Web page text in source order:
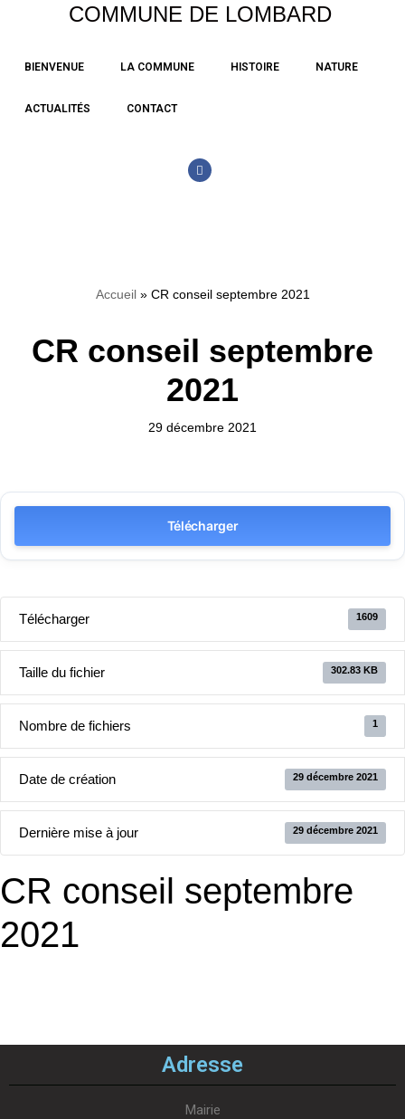
au
COMMUNE DE LOMBARD
BIENVENUE LA COMMUNE HISTOIRE NATURE
ACTUALITÉS CONTACT
Accueil» CR conseil septembre 2021
CR conseil septembre
2021
29 décembre 2021
Télécharger
Télécharger 1609
Taille du fichier 302.83 KB
Nombre de fichiers 1
Date de création 29 décembre 2021
Dernière mise à jour 29 décembre 2021
CR conseil septembre
2021
Adresse
Mairie